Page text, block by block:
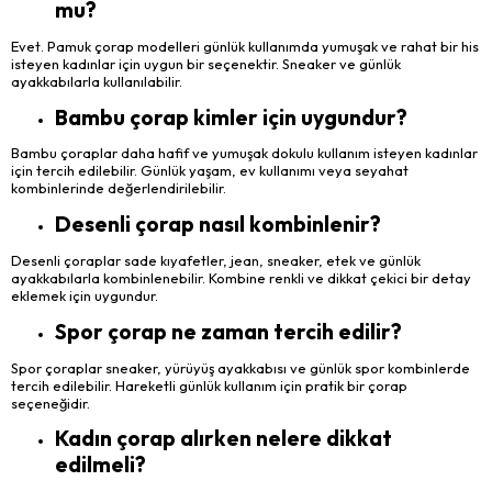
mu?
Evet. Pamuk çorap modelleri günlük kullanımda yumuşak ve rahat bir his
isteyen kadınlar için uygun bir seçenektir. Sneaker ve günlük
ayakkabılarla kullanılabilir.
Bambu çorap kimler için uygundur?
Bambu çoraplar daha hafif ve yumuşak dokulu kullanım isteyen kadınlar
için tercih edilebilir. Günlük yaşam, ev kullanımı veya seyahat
kombinlerinde değerlendirilebilir.
Desenli çorap nasıl kombinlenir?
Desenli çoraplar sade kıyafetler, jean, sneaker, etek ve günlük
ayakkabılarla kombinlenebilir. Kombine renkli ve dikkat çekici bir detay
eklemek için uygundur.
Spor çorap ne zaman tercih edilir?
Spor çoraplar sneaker, yürüyüş ayakkabısı ve günlük spor kombinlerde
tercih edilebilir. Hareketli günlük kullanım için pratik bir çorap
seçeneğidir.
Kadın çorap alırken nelere dikkat
edilmeli?